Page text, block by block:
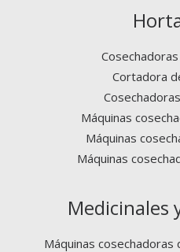
Cortadora
Máquinas
Máquinas
Máquinas
Medicinales
Máquinas cosechadoras